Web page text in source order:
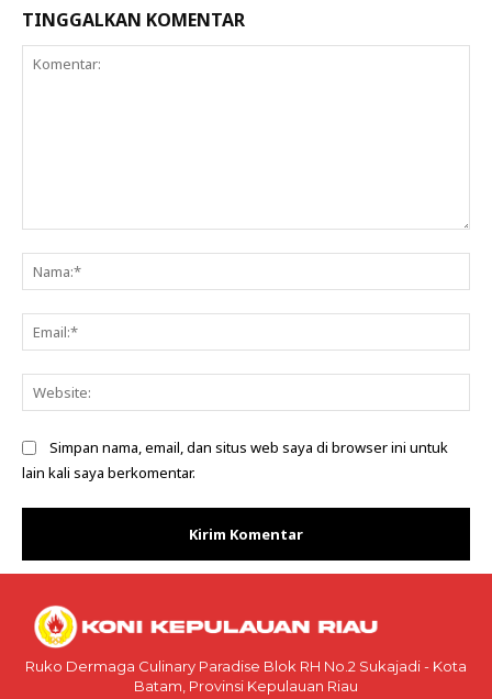
TINGGALKAN KOMENTAR
Simpan nama, email, dan situs web saya di browser ini untuk
lain kali saya berkomentar.
Ruko Dermaga Culinary Paradise Blok RH No.2 Sukajadi - Kota
Batam, Provinsi Kepulauan Riau